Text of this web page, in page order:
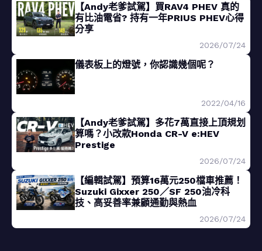
【Andy老爹試駕】買RAV4 PHEV 真的
有比油電省? 持有一年PRIUS PHEV心得
分享
2026/07/24
儀表板上的燈號，你認識幾個呢？
2022/04/16
【Andy老爹試駕】多花7萬直接上頂規划
算嗎？小改款Honda CR-V e:HEV
Prestige
2026/07/24
【編輯試駕】預算16萬元250檔車推薦！
Suzuki Gixxer 250／SF 250油冷科
技、高妥善率兼顧通勤與熱血
2026/07/24